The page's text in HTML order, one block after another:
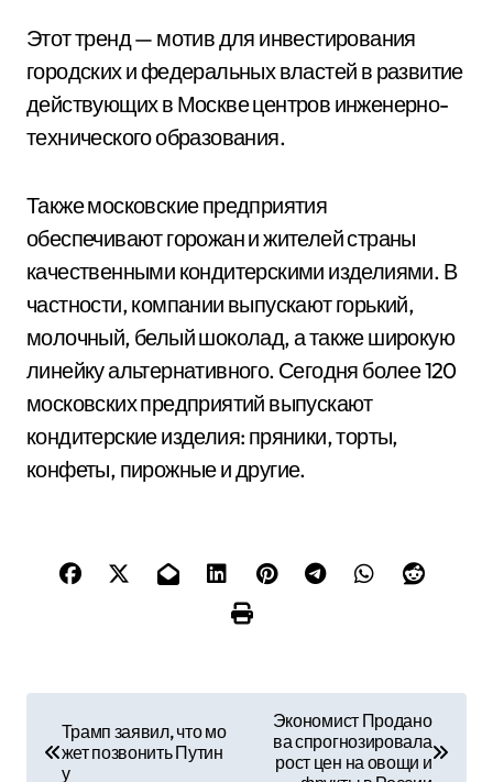
Этот тренд — мотив для инвестирования
городских и федеральных властей в развитие
действующих в Москве центров инженерно-
технического образования.
Также московские предприятия
обеспечивают горожан и жителей страны
качественными кондитерскими изделиями. В
частности, компании выпускают горький,
молочный, белый шоколад, а также широкую
линейку альтернативного. Сегодня более 120
московских предприятий выпускают
кондитерские изделия: пряники, торты,
конфеты, пирожные и другие.
Трамп заявил, что мо
жет позвонить Путин
у
Экономист Продано
ва спрогнозировала
рост цен на овощи и